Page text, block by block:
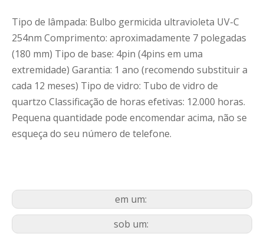
Tipo de lâmpada: Bulbo germicida ultravioleta UV-C
254nm Comprimento: aproximadamente 7 polegadas
(180 mm) Tipo de base: 4pin (4pins em uma
extremidade) Garantia: 1 ano (recomendo substituir a
cada 12 meses) Tipo de vidro: Tubo de vidro de
quartzo Classificação de horas efetivas: 12.000 horas.
Pequena quantidade pode encomendar acima, não se
esqueça do seu número de telefone.
em um:
sob um: